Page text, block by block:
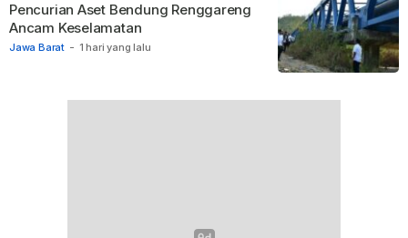
Jawa Barat - 1 hari yang lalu
Pencurian Aset Bendung Renggareng
Ancam Keselamatan